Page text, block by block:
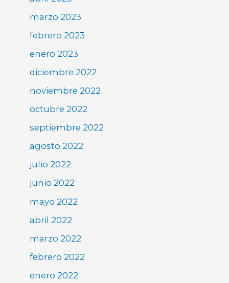
marzo 2023
febrero 2023
enero 2023
diciembre 2022
noviembre 2022
octubre 2022
septiembre 2022
agosto 2022
julio 2022
junio 2022
mayo 2022
abril 2022
marzo 2022
febrero 2022
enero 2022